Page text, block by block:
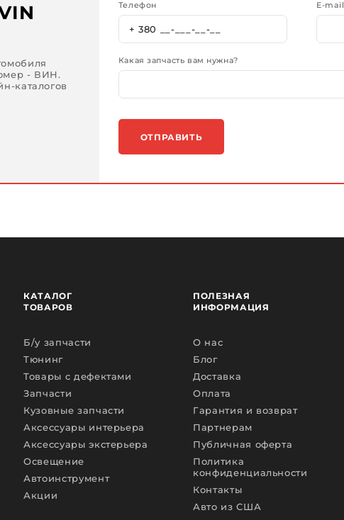
- ВИН.
каталогов
Телефон E-
Какая запчасть вам нужна?
ОТПРАВИТЬ
КАТАЛОГ
ТОВАРОВ
Б/у запчасти
Тюнинг
Товары с дефектами
Запчасти
Кузовные запчасти
Аксессуары интерьера
Аксессуары экстерьера
Освещение
Автоинструмент
Акции
ПОЛЕЗНАЯ
ИНФОРМАЦИЯ
О нас
Блог
Доставка
Оплата
Гарантия и возврат
Партнерам
Публичная оферта
Политика
конфиденциальности
Контакты
Авто из США